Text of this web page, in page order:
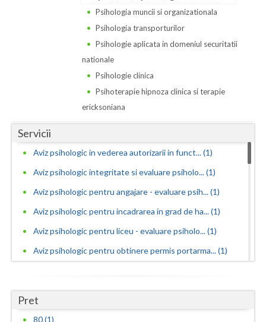
Gorj
Harghita
Hunedoara
Ilfov
Mehedinti
Mures
Psihologia muncii si organizationala
Psihologia transporturilor
Psihologie aplicata in domeniul securitatii
nationale
Psihologie clinica
Psihoterapie hipnoza clinica si terapie
ericksoniana
Servicii
Aviz psihologic in vederea autorizarii in funct... (1)
Aviz psihologic integritate si evaluare psiholo... (1)
Aviz psihologic pentru angajare - evaluare psih... (1)
Aviz psihologic pentru incadrarea in grad de ha... (1)
Aviz psihologic pentru liceu - evaluare psiholo... (1)
Aviz psihologic pentru obtinere permis portarma... (1)
Aviz psihologic pentru ocuparea functiilor publ... (1)
Pret
80 (1)